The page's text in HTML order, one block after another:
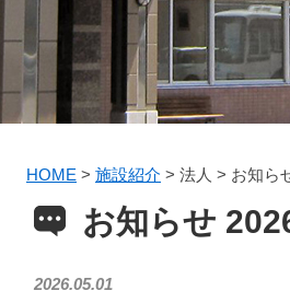
HOME > 施設紹介 > 法人 > お知ら
お知らせ
2026.05.01